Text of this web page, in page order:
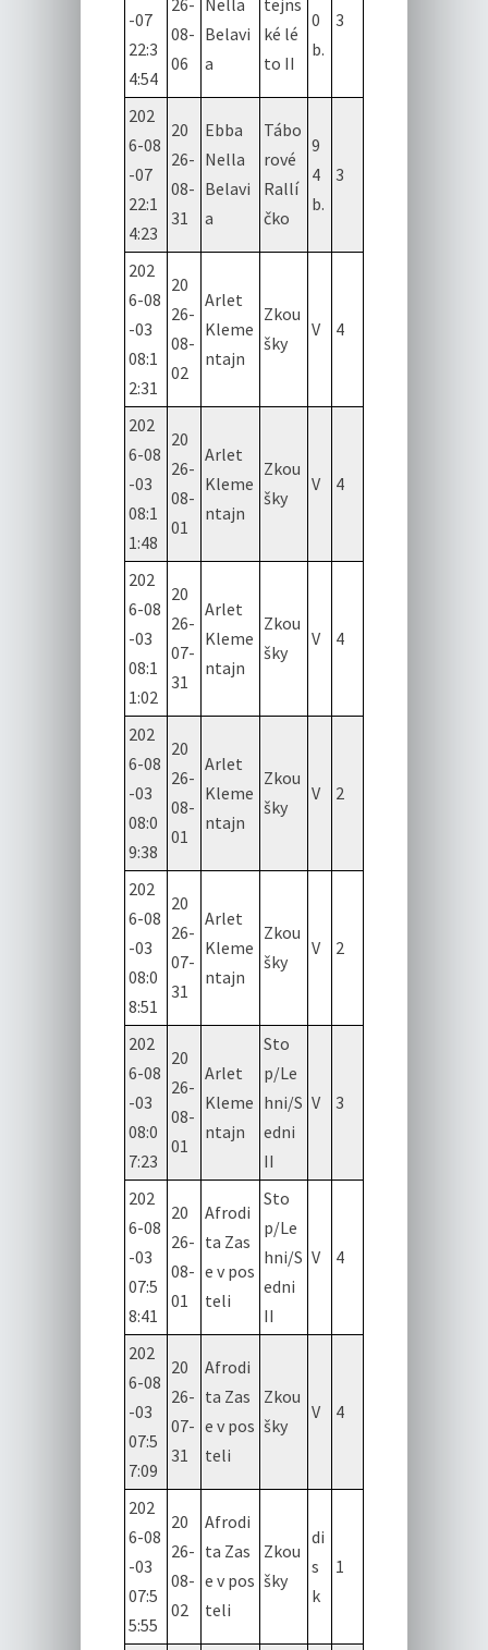
-07
22:3
4:54
26-
08-
06
Nella
Belavi
a
tejns
ké lé
to II
0
b.
3
202
6-08
-07
22:1
4:23
20
26-
08-
31
Ebba
Nella
Belavi
a
Tábo
rové
Rallí
čko
9
4
b.
3
202
6-08
-03
08:1
2:31
20
26-
08-
02
Arlet
Kleme
ntajn
Zkou
šky
V 4
202
6-08
-03
08:1
1:48
20
26-
08-
01
Arlet
Kleme
ntajn
Zkou
šky
V 4
202
6-08
-03
08:1
1:02
20
26-
07-
31
Arlet
Kleme
ntajn
Zkou
šky
V 4
202
6-08
-03
08:0
9:38
20
26-
08-
01
Arlet
Kleme
ntajn
Zkou
šky
V 2
202
6-08
-03
08:0
8:51
20
26-
07-
31
Arlet
Kleme
ntajn
Zkou
šky
V 2
202
6-08
-03
08:0
7:23
20
26-
08-
01
Arlet
Kleme
ntajn
Sto
p/Le
hni/S
edni
II
V 3
202
6-08
-03
07:5
8:41
20
26-
08-
01
Afrodi
ta Zas
e v pos
teli
Sto
p/Le
hni/S
edni
II
V 4
202
6-08
-03
07:5
7:09
20
26-
07-
31
Afrodi
ta Zas
e v pos
teli
Zkou
šky
V 4
202
6-08
-03
07:5
5:55
20
26-
08-
02
Afrodi
ta Zas
e v pos
teli
Zkou
šky
di
s
k
1